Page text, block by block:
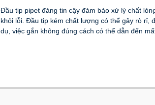
Đầu tip pipet đáng tin cậy đảm bảo xử lý chất
khỏi lỗi. Đầu tip kém chất lượng có thể gây rò rỉ,
dụ, việc gắn không đúng cách có thể dẫn đến